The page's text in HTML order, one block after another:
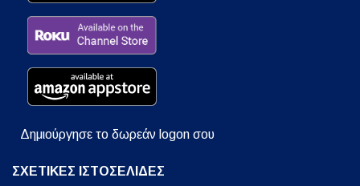
Δημιούργησε το δωρεάν logon σου
ΣΧΕΤΙΚΕΣ ΙΣΤΟΣΕΛΙΔΕΣ